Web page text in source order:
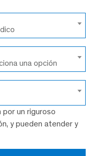
una opción
un riguroso
y pueden atender y